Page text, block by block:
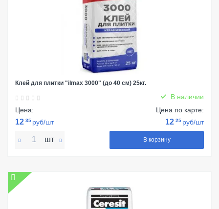
Клей для плитки "ilmax 3000" (до 40 см) 25кг.
В наличии
Цена:
12 35 руб/шт
Цена по карте:
12 25 руб/шт
шт В корзину